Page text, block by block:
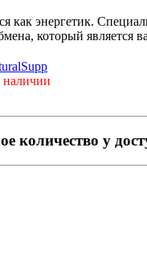
как энергетик.
который является
наличии
количество у